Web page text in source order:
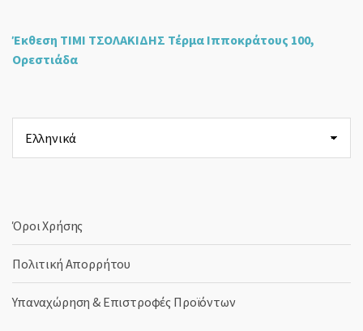
Έκθεση ΤΙΜΙ ΤΣΟΛΑΚΙΔΗΣ Τέρμα Ιπποκράτους 100,
Ορεστιάδα
μια
γλώσσα
Όροι Χρήσης
Πολιτική Απορρήτου
Υπαναχώρηση & Επιστροφές Προϊόντων